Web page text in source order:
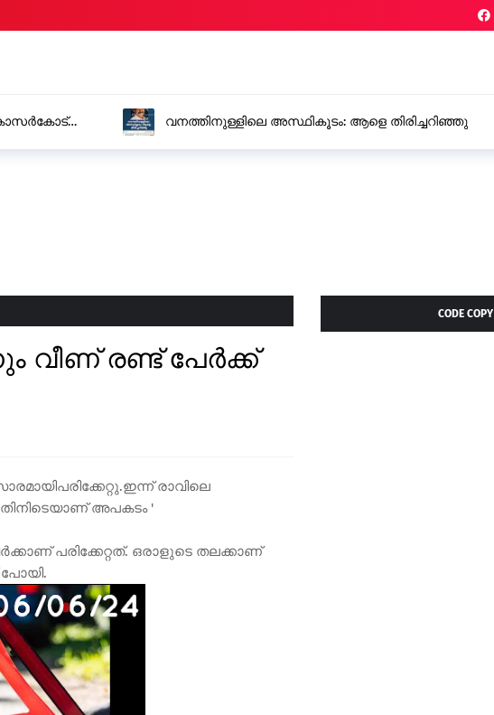
വനത്തിനുള്ളിലെ അസ്ഥികൂടം: ആളെ തിരിച്ചറിഞ്ഞു
വീണ് രണ്ട് പേർക്ക്
രാവിലെ
അപകടം '
പരിക്കേറ്റത്. ഒരാളുടെ തലക്കാണ്
CODE COPY